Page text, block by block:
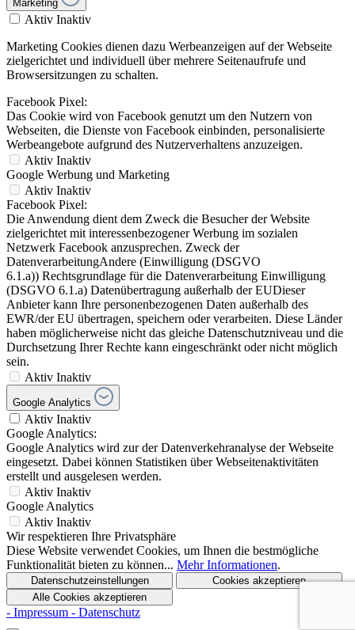
Marketing
Aktiv Inaktiv
Marketing Cookies dienen dazu Werbeanzeigen auf der Webseite
zielgerichtet und individuell über mehrere Seitenaufrufe und
Browsersitzungen zu schalten.
Facebook Pixel:
Das Cookie wird von Facebook genutzt um den Nutzern von
Webseiten, die Dienste von Facebook einbinden, personalisierte
Werbeangebote aufgrund des Nutzerverhaltens anzuzeigen.
Aktiv Inaktiv
Google Werbung und Marketing
Aktiv Inaktiv
Facebook Pixel:
Die Anwendung dient dem Zweck die Besucher der Website
zielgerichtet mit interessenbezogener Werbung im sozialen
Netzwerk Facebook anzusprechen. Zweck der
DatenverarbeitungAndere (Einwilligung (DSGVO
6.1.a)) Rechtsgrundlage für die Datenverarbeitung Einwilligung
(DSGVO 6.1.a) Datenübertragung außerhalb der EUDieser
Anbieter kann Ihre personenbezogenen Daten außerhalb des
EWR/der EU übertragen, speichern oder verarbeiten. Diese Länder
haben möglicherweise nicht das gleiche Datenschutzniveau und die
Durchsetzung Ihrer Rechte kann eingeschränkt oder nicht möglich
sein.
Aktiv Inaktiv
Google Analytics
Aktiv Inaktiv
Google Analytics:
Google Analytics wird zur der Datenverkehranalyse der Webseite
eingesetzt. Dabei können Statistiken über Webseitenaktivitäten
erstellt und ausgelesen werden.
Aktiv Inaktiv
Google Analytics
Aktiv Inaktiv
Wir respektieren Ihre Privatsphäre
Diese Website verwendet Cookies, um Ihnen die bestmögliche
Funktionalität bieten zu können... Mehr Informationen.
Datenschutzeinstellungen
Cookies akzeptieren
Alle Cookies akzeptieren
- Impressum - Datenschutz